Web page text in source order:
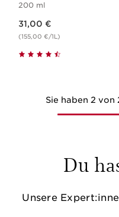
200 ml
31,00 €
(155,00 €/1L)
Sie haben 2 von
Du
Unsere